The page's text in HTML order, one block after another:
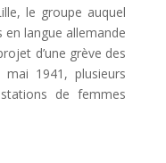
le groupe auquel
langue allemande
d’une grève des
1941, plusieurs
de femmes